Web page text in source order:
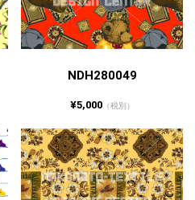
NDH280049
¥5,000（税別）